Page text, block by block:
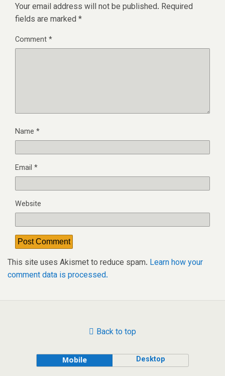
Your email address will not be published. Required
fields are marked *
Comment*
Name *
Email *
Website
This site uses Akismet to reduce spam. Learn how your
comment data is processed.
Back to top
Mobile Desktop